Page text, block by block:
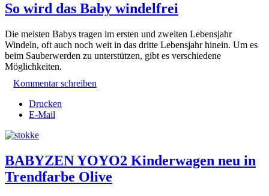
So wird das Baby windelfrei
Die meisten Babys tragen im ersten und zweiten Lebensjahr
Windeln, oft auch noch weit in das dritte Lebensjahr hinein. Um es
beim Sauberwerden zu unterstützen, gibt es verschiedene
Möglichkeiten.
Kommentar schreiben
Drucken
E-Mail
BABYZEN YOYO2 Kinderwagen neu in
Trendfarbe Olive